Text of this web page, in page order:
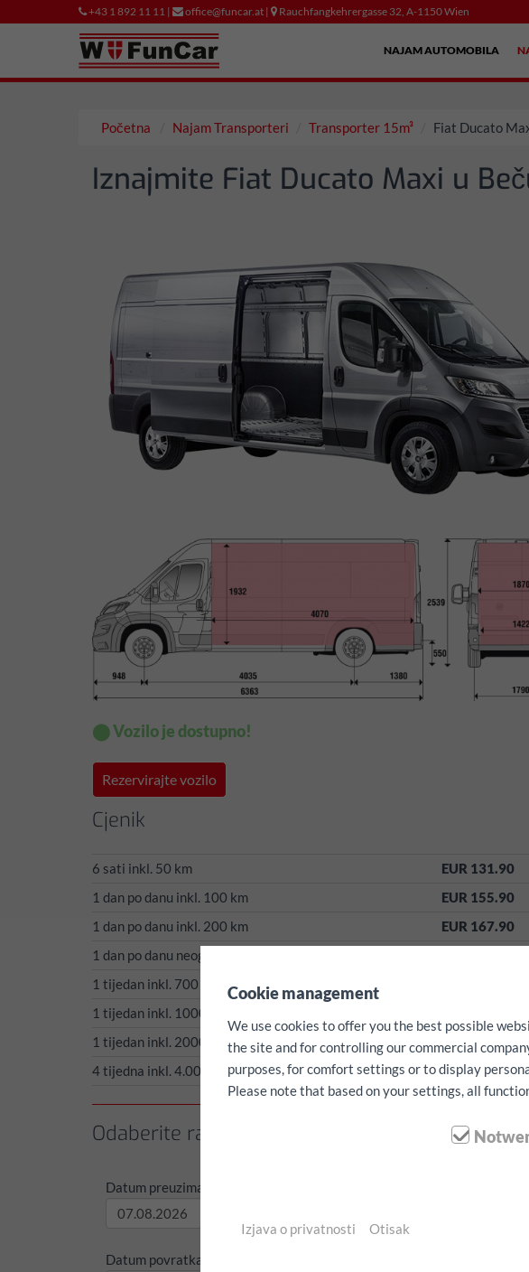
+43 1 892 11 11 | office@funcar.at | Rauchfangkehrergasse 32, A-1150 Wien
NAJAM AUTOMOBILA
Početna Najam Transporteri Transporter 15m³ Fiat Ducato
Iznajmite Fiat Ducato Maxi u
⬤ Vozilo je dostupno!
Rezervirajte vozilo
Cjenik
6 sati inkl. 50 km
EUR 131.90
1 dan po danu inkl. 100 km
EUR 155.90
1 dan po danu inkl. 200 km
EUR 167.90
1 dan po danu neogranicenih km
1 tijedan inkl. 700 km
1 tijedan inkl. 1000 km
1 tijedan inkl. 2000 km
EUR 1079.90
4 tijedna inkl. 4.000 km
EUR 1559.90
Odaberite razdoblje najma / kilometar
Datum preuzimanja:
Datum povratka:
Cookie management
We use cookies to offer you the best possible
the site and for controlling our commercial
purposes, for comfort settings or to display
Please note that based on your settings, all
Izjava o privatnosti Otisak